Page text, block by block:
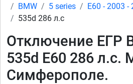
BMW
5 series E60 - 2003 -
535d 286 л.с
Отключение ЕГР
535d E60 286 л.с.
Симферополе.